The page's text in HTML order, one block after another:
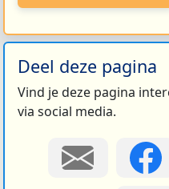
Deel deze pagina
Vind je deze pagina
via social media.